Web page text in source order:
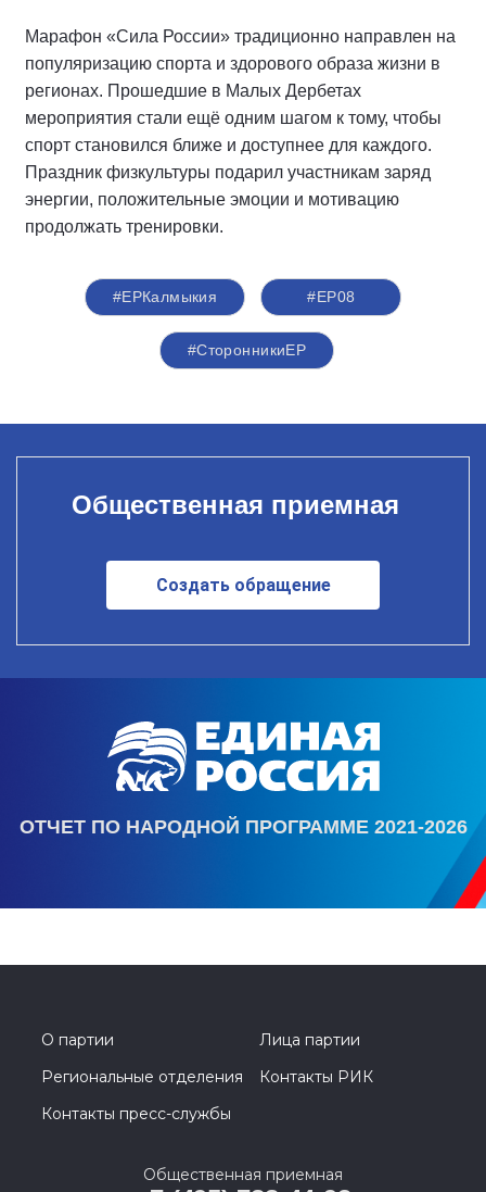
Марафон «Сила России» традиционно направлен на
популяризацию спорта и здорового образа жизни в
регионах. Прошедшие в Малых Дербетах
мероприятия стали ещё одним шагом к тому, чтобы
спорт становился ближе и доступнее для каждого.
Праздник физкультуры подарил участникам заряд
энергии, положительные эмоции и мотивацию
продолжать тренировки.
#ЕРКалмыкия #ЕР08
#СторонникиЕР
Общественная приемная
Создать обращение
ОТЧЕТ ПО НАРОДНОЙ ПРОГРАММЕ 2021-2026
О партии
Лица партии
Региональные отделения
Контакты РИК
Контакты пресс-службы
Общественная приемная